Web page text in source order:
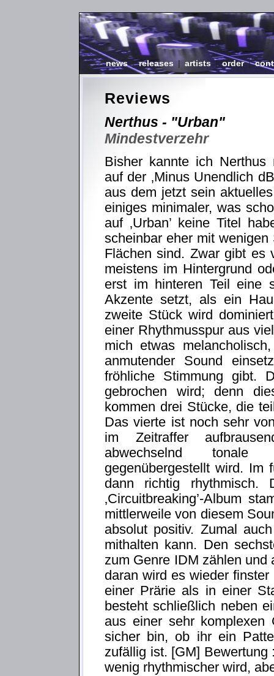
news|releases | artists |order|
Reviews
Nerthus - "Urban"
Mindestverzehr
Bisher kannte ich Nerthus
auf der ‚Minus Unendlich
aus dem jetzt sein
einiges minimaler, was
auf ‚Urban’ keine Titel
scheinbar eher mit
Flächen sind. Zwar gibt es
meistens im Hintergrund
erst im hinteren Teil eine
Akzente setzt, als ein
zweite Stück wird
einer Rhythmusspur aus
mich etwas
anmutender Sound
fröhliche Stimmung gibt.
gebrochen wird; denn
kommen drei Stücke, die
Das vierte ist noch sehr
im Zeitraffer
abwechselnd tonale
gegenübergestellt wird. Im
dann richtig rhythmisch.
‚Circuitbreaking’-Album
mittlerweile von diesem
absolut positiv. Zumal
mithalten kann. Den
zum Genre IDM zählen und
daran wird es wieder
einer Prärie als in einer
besteht schließlich neben
aus einer sehr
sicher bin, ob ihr ein
zufällig ist. [GM]
wenig rhythmischer wird,